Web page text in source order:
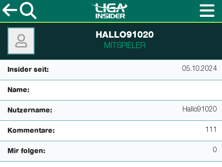
HALLO91020
MITSPIELER
Insider seit: 05.10.2024
Name:
Nutzername: Hallo91020
Kommentare: 111
Mir folgen: 0